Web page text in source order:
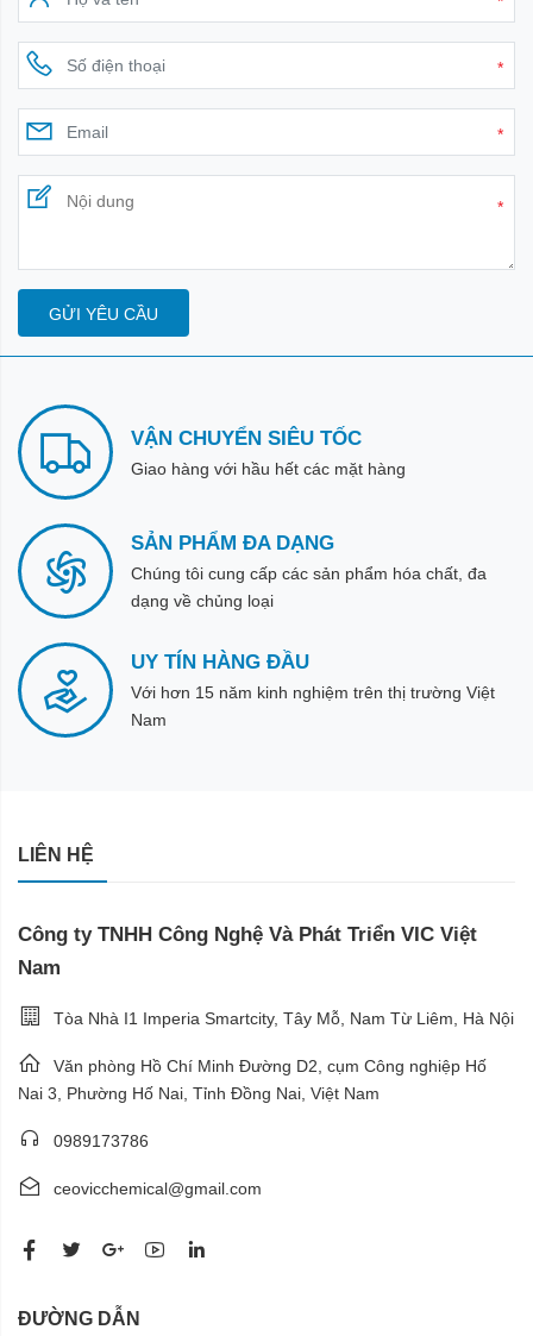
*
*
*
GỬI YÊU CẦU
VẬN CHUYỂN SIÊU TỐC
Giao hàng với hầu hết các mặt hàng
SẢN PHẨM ĐA DẠNG
Chúng tôi cung cấp các sản phẩm hóa chất, đa
dạng về chủng loại
UY TÍN HÀNG ĐẦU
Với hơn 15 năm kinh nghiệm trên thị trường Việt
Nam
LIÊN HỆ
Công ty TNHH Công Nghệ Và Phát Triển VIC Việt
Nam
Tòa Nhà I1 Imperia Smartcity, Tây Mỗ, Nam Từ Liêm, Hà Nội
Văn phòng Hồ Chí Minh Đường D2, cụm Công nghiệp Hố
Nai 3, Phường Hố Nai, Tỉnh Đồng Nai, Việt Nam
0989173786
ceovicchemical@gmail.com
ĐƯỜNG DẪN